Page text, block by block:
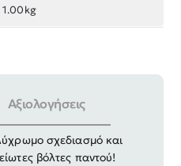
1.00kg
Αξιολογήσεις
με φτερά που
σχεδιασμό και
βόλτες παντού!